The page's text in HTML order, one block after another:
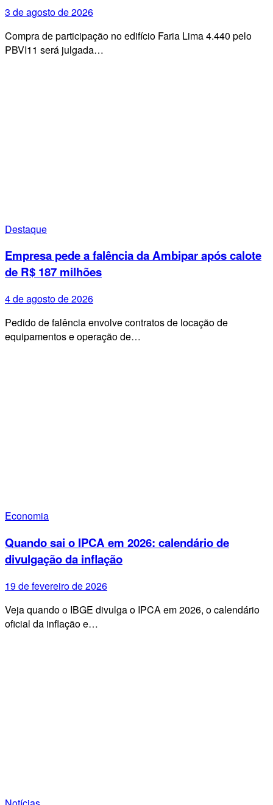
3 de agosto de 2026
Compra de participação no edifício Faria Lima 4.440 pelo
PBVI11 será julgada…
Destaque
Empresa pede a falência da Ambipar após calote
de R$ 187 milhões
4 de agosto de 2026
Pedido de falência envolve contratos de locação de
equipamentos e operação de…
Economia
Quando sai o IPCA em 2026: calendário de
divulgação da inflação
19 de fevereiro de 2026
Veja quando o IBGE divulga o IPCA em 2026, o calendário
oficial da inflação e…